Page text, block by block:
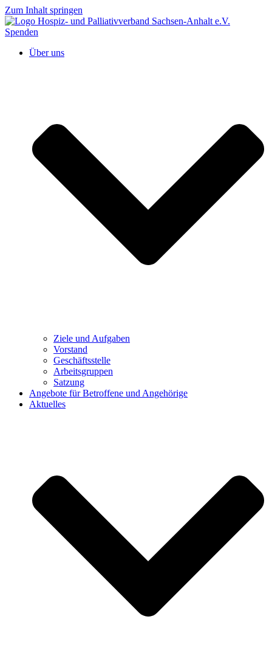
Zum Inhalt springen
Spenden
Über uns
Ziele und Aufgaben
Vorstand
Geschäftsstelle
Arbeitsgruppen
Satzung
Angebote für Betroffene und Angehörige
Aktuelles